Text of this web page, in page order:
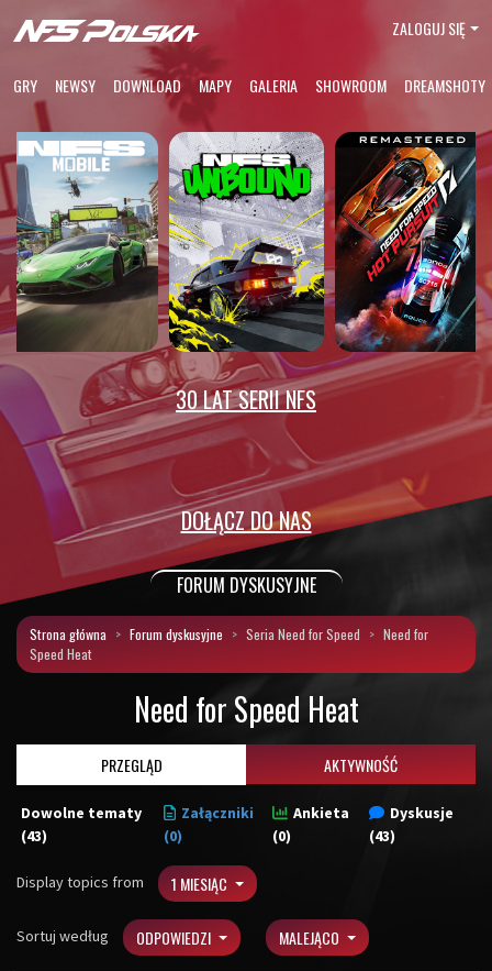
GRY NEWSY DOWNLOAD MAPY GALERIA SHOWROOM DREAMSHOTY
ZALOGUJ SIĘ
30 LAT SERII NFS
DOŁĄCZ DO NAS
FORUM DYSKUSYJNE
Strona główna Forum dyskusyjne Seria Need for Speed
Need for
Speed Heat
Need for Speed Heat
PRZEGLĄD AKTYWNOŚĆ
Dowolne tematy
(43)
Załączniki
(0)
Ankieta
(0)
Dyskusje
(43)
Display topics from 1 MIESIĄC
Sortuj według ODPOWIEDZI MALEJĄCO